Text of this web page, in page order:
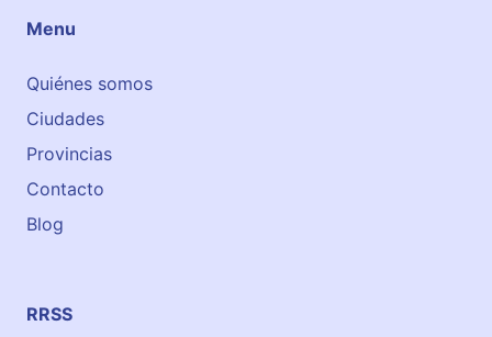
e
s
Menu
Quiénes somos
Ciudades
Provincias
Contacto
Blog
RRSS